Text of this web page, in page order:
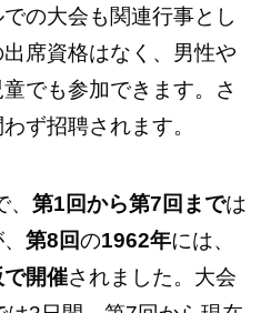
の大会も関連行事とし
席資格はなく、男性や
でも参加できます。さ
ず招聘されます。
、 第1回から第7回までは
第8回の1962年には、
開催されました。大会